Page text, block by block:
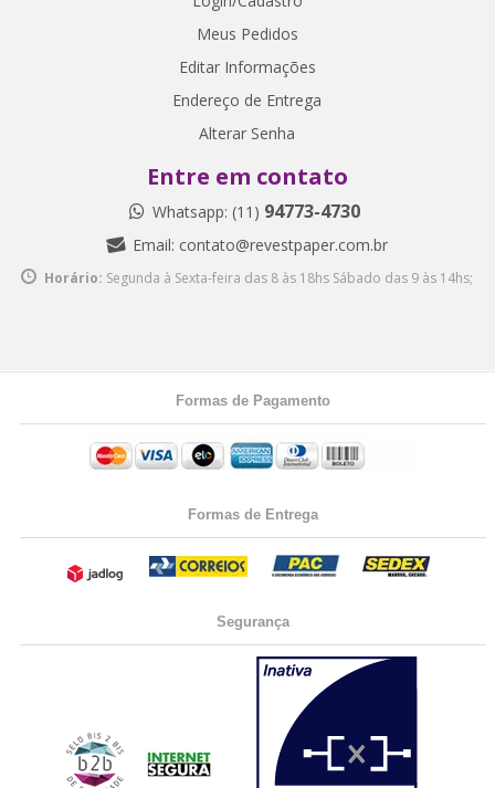
Meus Pedidos
Editar Informações
Endereço de Entrega
Alterar Senha
Entre em contato
Whatsapp: (11) 94773-4730
Email: contato@revestpaper.com.br
Horário: Segunda à Sexta-feira das 8 às 18hs Sábado das 9 às 14hs;
Formas de Pagamento
Formas de Entrega
Segurança